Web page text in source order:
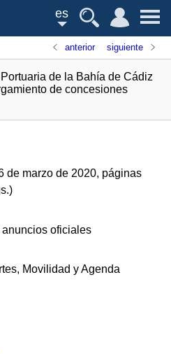
es
anterior siguiente
de la Bahía de Cádiz
de concesiones
de marzo de 2020, páginas
)
anuncios oficiales
Movilidad y Agenda